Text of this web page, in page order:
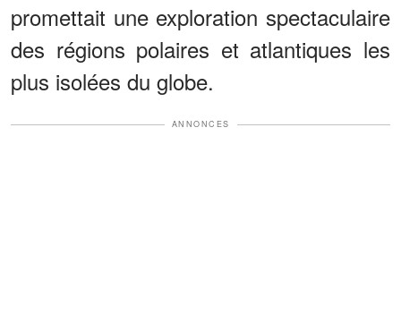
promettait une exploration spectaculaire
des régions polaires et atlantiques les
plus isolées du globe.
ANNONCES